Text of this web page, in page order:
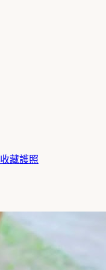
收藏護照